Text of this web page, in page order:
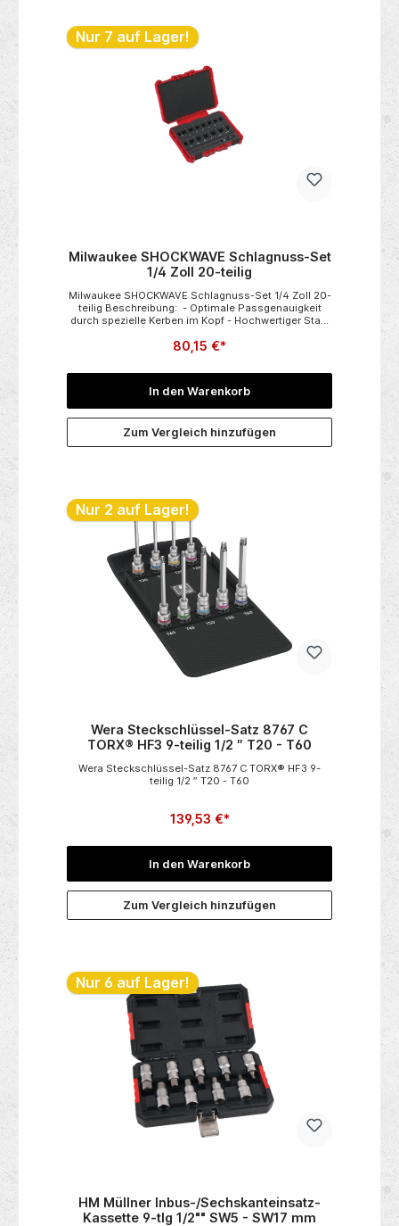
media" allowfullscreen></iframe>
Nur 7 auf Lager!
Milwaukee SHOCKWAVE Schlagnuss-Set
1/4 Zoll 20-teilig
Milwaukee SHOCKWAVE Schlagnuss-Set 1/4 Zoll 20-
teilig Beschreibung: - Optimale Passgenauigkeit
durch spezielle Kerben im Kopf - Hochwertiger Stahl
Lasermarkierung zur eindeutigen
Spannpunkte. - Dünnwandige Konstruktion für
80,15 €*
In den Warenkorb
Zum Vergleich hinzufügen
Nur 2 auf Lager!
Wera Steckschlüssel-Satz 8767 C
TORX® HF3 9-teilig 1/2 ″ T20 - T60
Wera Steckschlüssel-Satz 8767 C TORX® HF3 9-
teilig 1/2 ″ T20 - T60
139,53 €*
In den Warenkorb
Zum Vergleich hinzufügen
Nur 6 auf Lager!
HM Müllner Inbus-/Sechskanteinsatz-
Kassette 9-tlg 1/2"" SW5 - SW17 mm